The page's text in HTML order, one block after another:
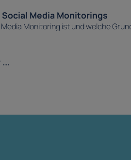
Media Monitorings
Monitoring ist und welche